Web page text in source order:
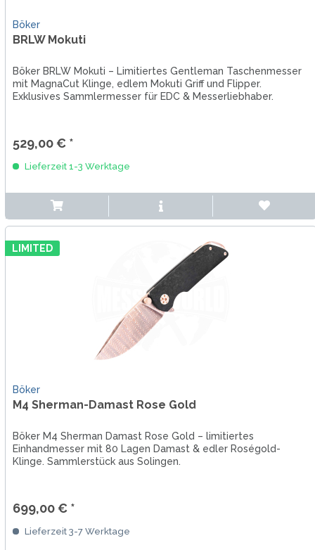
Böker
BRLW Mokuti
Böker BRLW Mokuti – Limitiertes Gentleman Taschenmesser
mit MagnaCut Klinge, edlem Mokuti Griff und Flipper.
Exklusives Sammlermesser für EDC & Messerliebhaber.
529,00 € *
Lieferzeit 1-3 Werktage
LIMITED
Böker
M4 Sherman-Damast Rose Gold
Böker M4 Sherman Damast Rose Gold – limitiertes
Einhandmesser mit 80 Lagen Damast & edler Roségold-
Klinge. Sammlerstück aus Solingen.
699,00 € *
Lieferzeit 3-7 Werktage